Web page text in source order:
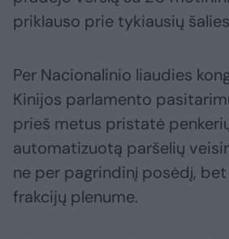
priklauso prie tykiausių
Per Nacionalinio liaudies
Kinijos parlamento
prieš metus pristatė
automatizuotą paršelių
ne per pagrindinį posėdį,
frakcijų plenume.